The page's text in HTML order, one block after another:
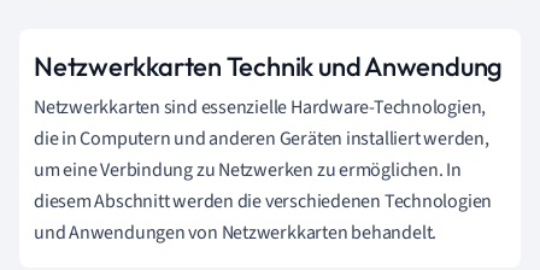
Netzwerkkarten Technik und Anwendung
Netzwerkkarten sind essenzielle Hardware-Technologien,
die in Computern und anderen Geräten installiert werden,
um eine Verbindung zu Netzwerken zu ermöglichen. In
diesem Abschnitt werden die verschiedenen Technologien
und Anwendungen von Netzwerkkarten behandelt.